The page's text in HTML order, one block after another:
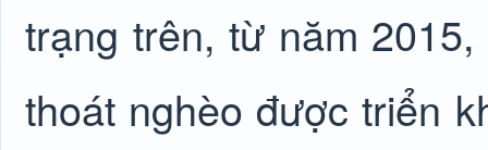
trạng trên, từ năm
thoát nghèo được triển